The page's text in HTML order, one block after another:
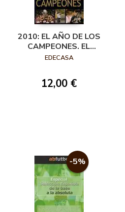
2010: EL AÑO DE LOS
CAMPEONES. EL
DEPORTE ESPAÑOL
EL MEJOR DEL
MUNDO
EDECASA
12,00 €
-5%